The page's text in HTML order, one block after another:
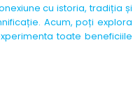
cu istoria, tradiția și
Acum, poți explora
toate beneficiile